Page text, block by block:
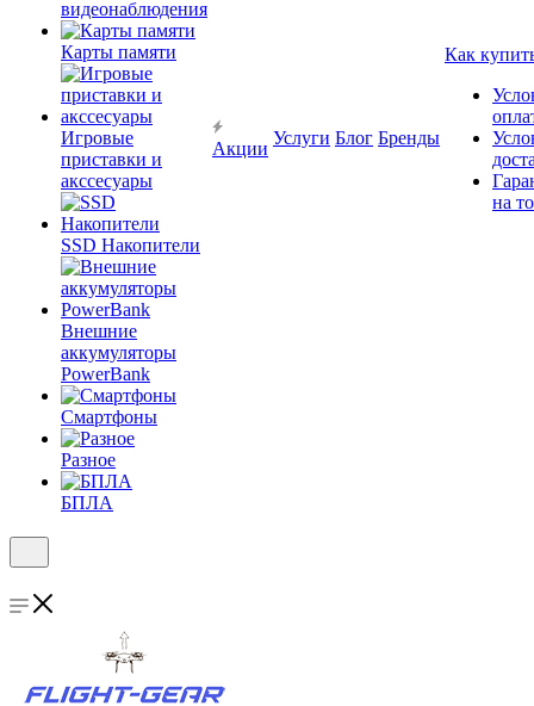
видеонаблюдения
Карты памяти
Игровые
приставки и
акссесуары
SSD Накопители
Внешние
аккумуляторы
PowerBank
Смартфоны
Разное
БПЛА
Акции
Услуги Блог Бренды
Как
на